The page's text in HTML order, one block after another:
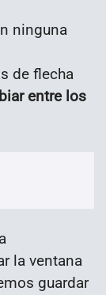
ninguna
de flecha
entre los
la ventana
guardar